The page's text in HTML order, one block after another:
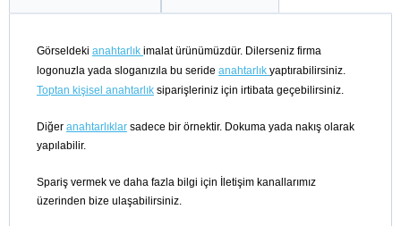
Görseldeki anahtarlık imalat ürünümüzdür. Dilerseniz firma
logonuzla yada sloganızıla bu seride anahtarlık yaptırabilirsiniz.
Toptan kişisel anahtarlık siparişleriniz için irtibata geçebilirsiniz.
Diğer anahtarlıklar sadece bir örnektir. Dokuma yada nakış olarak
yapılabilir.
Spariş vermek ve daha fazla bilgi için İletişim kanallarımız
üzerinden bize ulaşabilirsiniz.